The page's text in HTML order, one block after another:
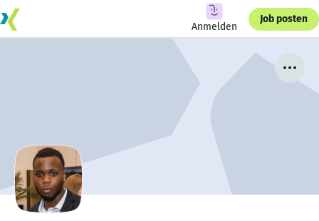
Anmelden
Job posten